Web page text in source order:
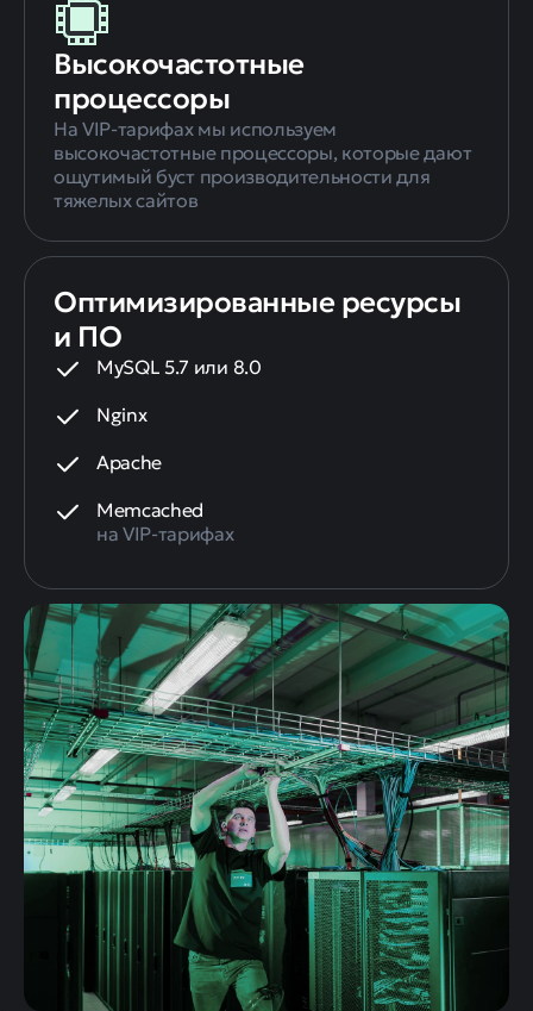
Высокочастотные
процессоры
На VIP-тарифах мы используем
высокочастотные процессоры, которые дают
ощутимый буст производительности для
тяжелых сайтов
Оптимизированные ресурсы
и ПО
MySQL 5.7 или 8.0
Nginx
Apache
Memcached
на VIP-тарифах